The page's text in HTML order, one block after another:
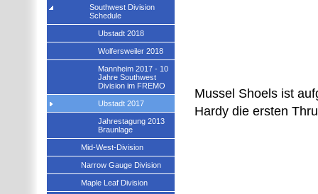
Mussel Shoels ist
Hardy die ersten
Southwest Division
Schedule
Ubstadt 2018
Wolfersweiler 2018
Mannheim 2017 - 10
Jahre Southwest
Division im FREMO
Ubstadt 2017
Jahrestagung 2013
Braunlage
Mid-West-Division
Narrow Gauge Division
Maple Leaf Division